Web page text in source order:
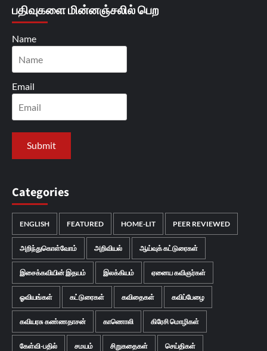
பதிவுகளை மின்னஞ்சலில் பெற
Name
Email
Categories
ENGLISH FEATURED HOME-LIT PEER REVIEWED
அறிந்துகொள்வோம் அறிவியல் ஆய்வுக் கட்டுரைகள்
இசைக்கவியின் இதயம் இலக்கியம் ஏனைய கவிஞர்கள்
ஓவியங்கள் கட்டுரைகள் கவிதைகள் கவிப்பேழை
கவியரசு கண்ணதாசன் காணொலி கிரேசி மொழிகள்
கேள்வி-பதில் சமயம் சிறுகதைகள் செய்திகள்